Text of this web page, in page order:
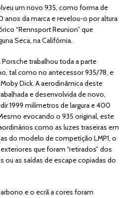
um novo 935, como forma de
anos da marca e revelou-o por altura
“Rennsport Reunion” que
Seca, na Califórnia.
Porsche trabalhou toda a parte
tal como no antecessor 935/78, e
Dick. A aerodinâmica deste
e desenvolvida de novo,
1999 milímetros de largura e 400
evocando o 935 original, este
como as luzes traseiras em
do modelo de competição LMP1, o
que foram “retirados” dos
ou as saídas de escape copiadas do
e o ecrã a cores foram